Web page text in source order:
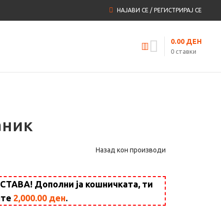
НАЈАВИ СЕ / РЕГИСТРИРАЈ СЕ
0ставки
0.00 ДЕН
Назад кон производи
Дополни ја кошничката, ти
2,000.00 ден.